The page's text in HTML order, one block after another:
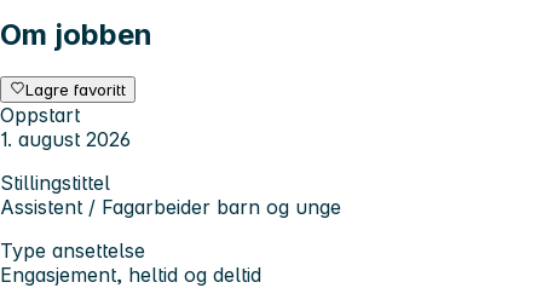
Om jobben
Lagre favoritt
Oppstart
1. august 2026
Stillingstittel
Assistent / Fagarbeider barn og unge
Type ansettelse
Engasjement, heltid og deltid